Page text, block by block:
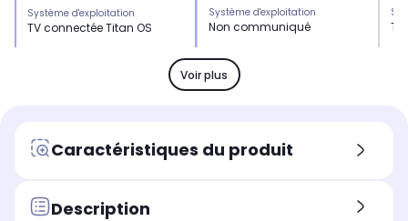
Système d'exploitation
TV connectée Titan OS
USB
x2
2 x 6 Watts
Système d'exploitation
Non communiqué
HDMI 2.1
-
USB
x2
Voir plus
Caractéristiques du produit
Description